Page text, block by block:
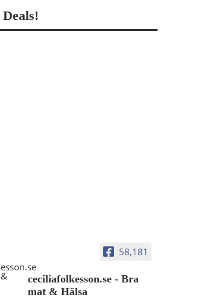
58,181
ceciliafolkesson.se - Bra
mat & Hälsa